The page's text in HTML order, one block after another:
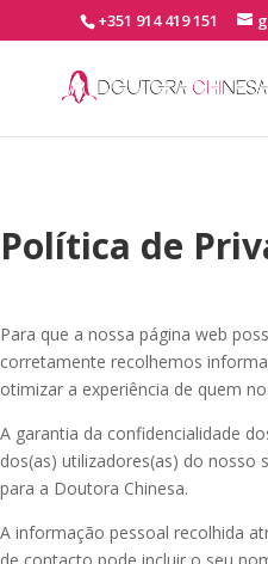
+351 914 419 151
Política de
Para que a nossa página web
corretamente recolhemos
otimizar a experiência de quem
A garantia da confidencialidade
dos(as) utilizadores(as) do nosso
para a Doutora Chinesa.
A informação pessoal recolhida